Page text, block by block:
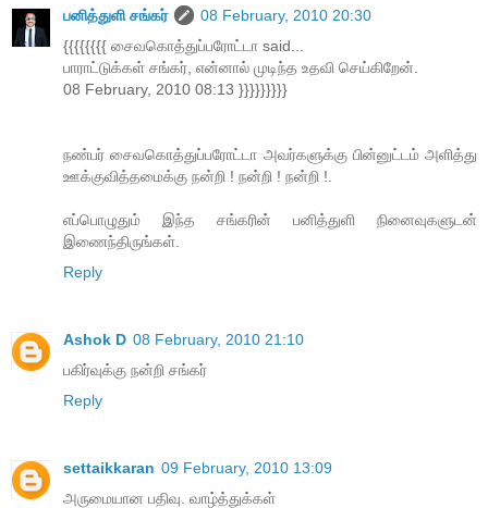
பனித்துளி சங்கர்
08 February, 2010 20:30
{{{{{{{{ சைவகொத்துப்பரோட்டா said...
பாராட்டுக்கள் சங்கர், என்னால் முடிந்த உதவி செய்கிறேன்.
08 February, 2010 08:13 }}}}}}}}}
நண்பர் சைவகொத்துப்பரோட்டா அவர்களுக்கு பின்னுட்டம் அளித்து
ஊக்குவித்தமைக்கு நன்றி ! நன்றி ! நன்றி !.
எப்பொழுதும் இந்த சங்கரின் பனித்துளி நினைவுகளுடன்
இணைந்திருங்கள்.
Reply
Ashok D 08 February, 2010 21:10
பகிர்வுக்கு நன்றி சங்கர்
Reply
settaikkaran 09 February, 2010 13:09
அருமையான பதிவு. வாழ்த்துக்கள்